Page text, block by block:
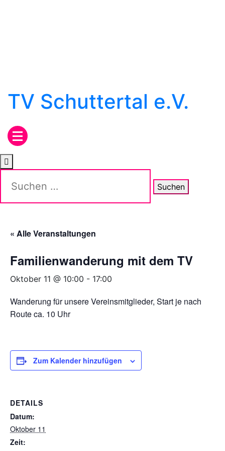
TV Schuttertal e.V.
nach:
« Alle Veranstaltungen
Familienwanderung mit dem TV
Oktober 11 @ 10:00 - 17:00
Wanderung für unsere Vereinsmitglieder, Start je nach
Route ca. 10 Uhr
Zum Kalender hinzufügen
DETAILS
Datum:
Oktober 11
Zeit: